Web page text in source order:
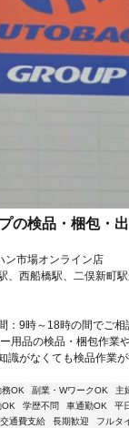
の検品・梱包・
ン市場オンライン店
、西船橋駅、二俣新町
：9時～18時の間でご
用品の検品・梱包作業
識がなくても検品作業
務OK 副業・WワークOK
主
OK 学歴不問 車通勤OK 平
交通費支給 長期歓迎 フルタ